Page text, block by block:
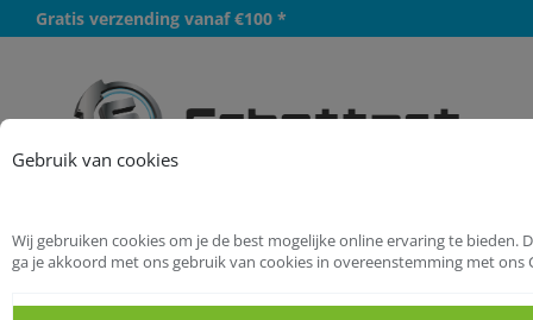
Gebruik van cookies
Wij gebruiken cookies om je de best mogelijke online ervaring te bieden.
ga je akkoord met ons gebruik van cookies in overeenstemming met ons
Gratis verzending vanaf €100 *
Startpagina
Handgereedschappen
Dopsleutelgereedschappen